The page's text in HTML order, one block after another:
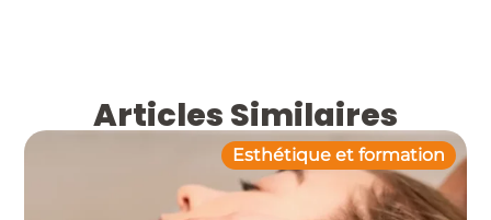
Articles Similaires
Esthétique et formation